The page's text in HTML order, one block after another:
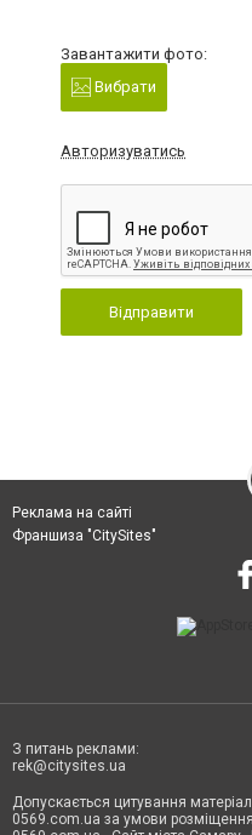
Завантажити фото:
Вибрати
Авторизуватись
Відправити
Реклама на сайті
Франшиза "CitySites"
З питань реклами:
rek@citysites.ua
Допускається цитування
0569.com.ua за умови